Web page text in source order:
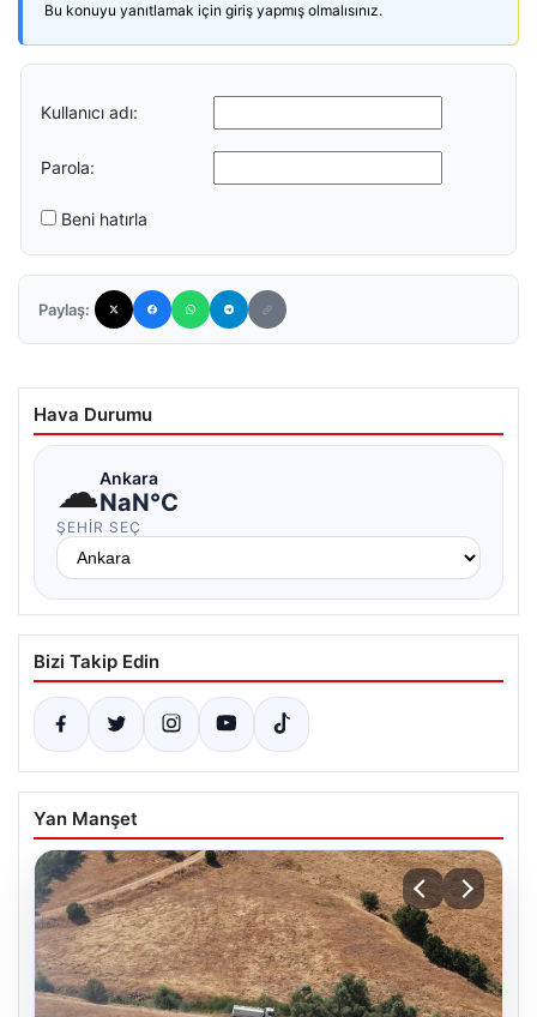
Bu konuyu yanıtlamak için giriş yapmış olmalısınız.
Kullanıcı adı:
Parola:
Beni hatırla
Paylaş:
Hava Durumu
☁Ankara
NaN°C
ŞEHIR SEÇ
Bizi Takip Edin
Yan Manşet